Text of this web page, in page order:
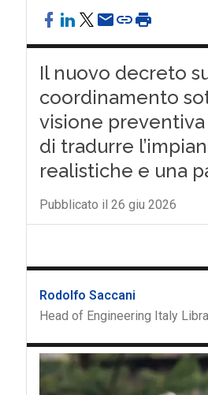
Il nuovo decreto
coordinamento
visione preventiva
di tradurre
realistiche e una
Pubblicato il 26 giu 2026
Rodolfo Saccani
Head of Engineering Italy